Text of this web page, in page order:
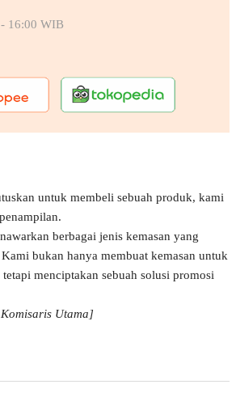
16:00 WIB
untuk membeli sebuah produk, kami
berbagai jenis kemasan yang
bukan hanya membuat kemasan untuk
menciptakan sebuah solusi promosi
Utama]